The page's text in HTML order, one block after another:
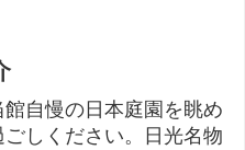
自慢の日本庭園を眺め
しください。日光名物